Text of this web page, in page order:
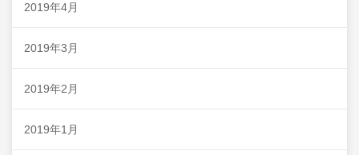
2019年4月
2019年3月
2019年2月
2019年1月